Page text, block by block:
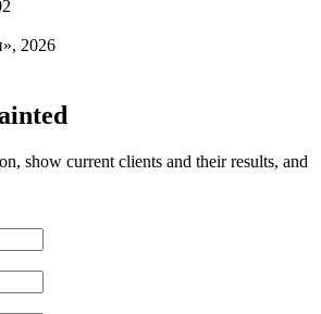
, 2026
show current clients and their results, and